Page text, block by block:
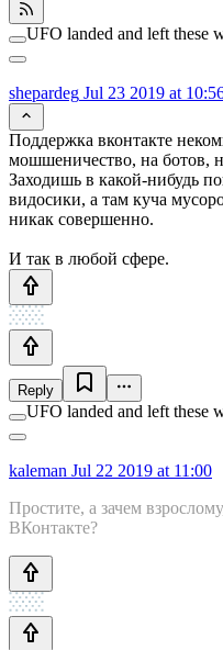
UFO landed and left these
shepardeg Jul 23 2019 at
Поддержка вконтакте
мошшеничество, на ботов,
Заходишь в какой-нибудь
видосики, а там куча
никак совершенно.
И так в любой сфере.
Reply
UFO landed and left these
kaleman Jul 22 2019 at 11:00
Простите, а зачем
ВКонтакте?